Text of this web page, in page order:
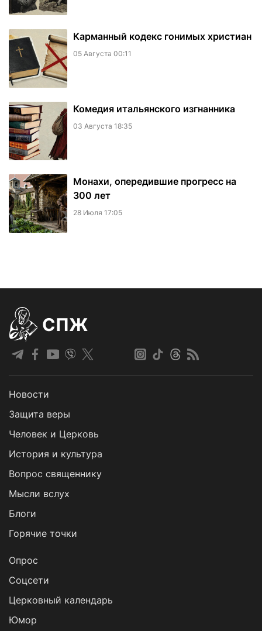
Карманный кодекс гонимых христиан
05 Августа 00:11
Комедия итальянского изгнанника
03 Августа 18:35
Монахи, опередившие прогресс на
300 лет
28 Июля 17:05
СПЖ
Новости
Защита веры
Человек и Церковь
История и культура
Вопрос священнику
Мысли вслух
Блоги
Горячие точки
Опрос
Cоцсети
Церковный календарь
Юмор